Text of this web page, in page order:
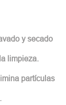
y secado
limpieza.
partículas